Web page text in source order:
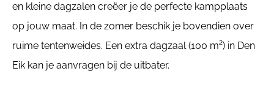
en kleine dagzalen creëer je de perfecte kampplaats
op jouw maat. In de zomer beschik je bovendien over
ruime tentenweides. Een extra dagzaal (100 m²) in Den
Eik kan je aanvragen bij de uitbater.